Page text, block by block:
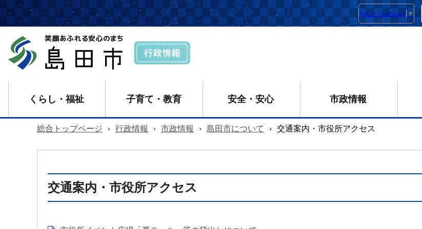
Select Language ▼
くらし・福祉 子育て・教育 安全・安心 市政情報
総合トップページ › 行政情報 › 市政情報 › 島田市について › 交通案内・市役所アクセス
交通案内・市役所アクセス